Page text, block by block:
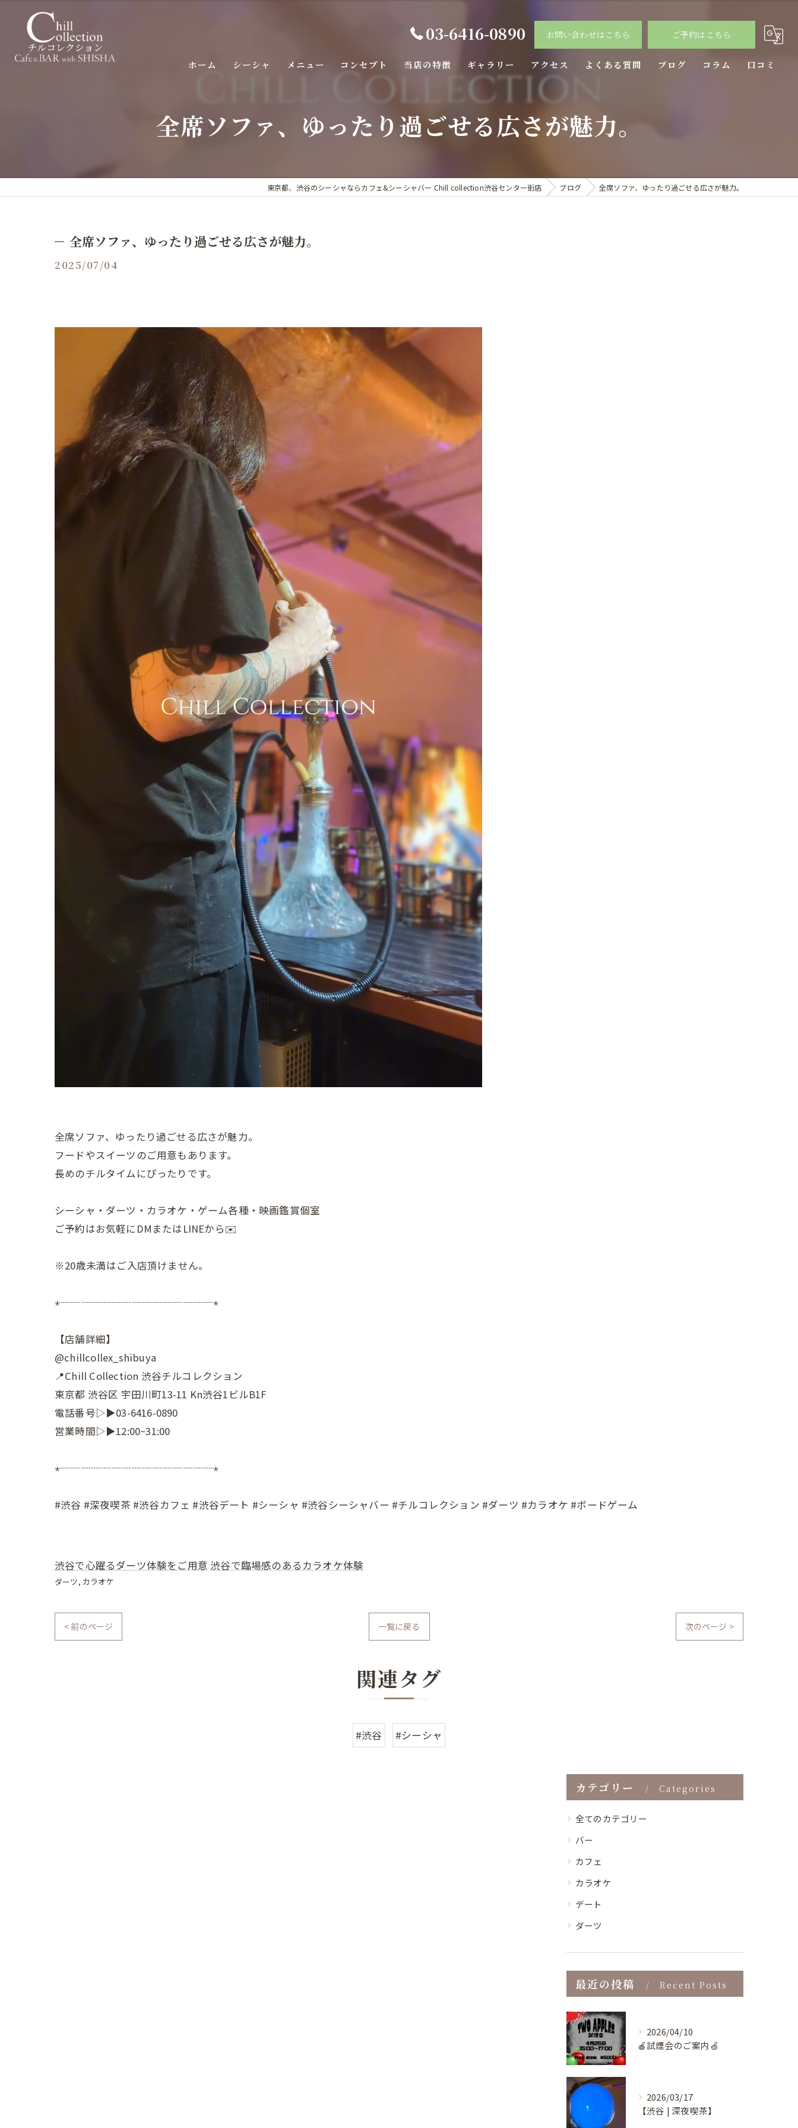
03-6416-0890 お問い合わせはこちら ご予約はこちら
ホーム シーシャ メニュー コンセプト 当店の特徴
カフェ
デート
ギャラリー アクセス よくある質問 ブログ コラム 口コミ
全席ソファ、ゆったり過ごせる広さが魅力。
東京都、渋谷のシーシャならカフェ&シーシャバー Chill collection渋谷センター街店 ブログ 全席ソファ、ゆったり過ごせる広さが魅力。
全席ソファ、ゆったり過ごせる広さが魅力。
2025/07/04
全席ソファ、ゆったり過ごせる広さが魅力。
フードやスイーツのご用意もあります。
長めのチルタイムにぴったりです。
シーシャ・ダーツ・カラオケ・ゲーム各種・映画鑑賞個室
ご予約はお気軽にDMまたはLINEから✉️
※20歳未満はご入店頂けません。
⋆┈┈┈┈┈┈┈┈┈┈┈┈┈┈┈⋆
【店舗詳細】
@chillcollex_shibuya
📍Chill Collection 渋谷チルコレクション
東京都 渋谷区 宇田川町13-11 Kn渋谷1ビルB1F
電話番号▷▶03-6416-0890
営業時間▷▶12:00~31:00
⋆┈┈┈┈┈┈┈┈┈┈┈┈┈┈┈⋆
#渋谷 #深夜喫茶 #渋谷カフェ #渋谷デート #シーシャ #渋谷シーシャバー #チルコレクション #ダーツ #カラオケ #ボードゲーム
渋谷で心躍るダーツ体験をご用意 渋谷で臨場感のあるカラオケ体験
ダーツ カラオケ
< 前のページ 一覧に戻る 次のページ >
関連タグ
#渋谷 #シーシャ
カテゴリー Categories
全てのカテゴリー
バー
カフェ
カラオケ
デート
ダーツ
最近の投稿 Recent Posts
2026/04/10
🍎試煙会のご案内🍏
2026/03/17
【渋谷 | 深夜喫茶】